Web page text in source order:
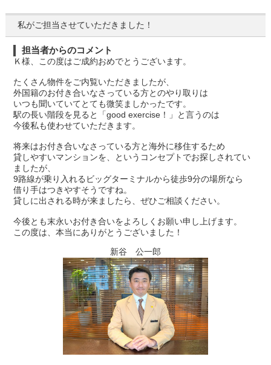
私がご担当させていただきました！
担当者からのコメント
Ｋ様、この度はご成約おめでとうございます。
たくさん物件をご内覧いただきましたが、
外国籍のお付き合いなさっている方とのやり取りは
いつも聞いていてとても微笑ましかったです。
駅の長い階段を見ると「good exercise！」と言うのは
今後私も使わせていただきます。
将来はお付き合いなさっている方と海外に移住するため
貸しやすいマンションを、というコンセプトでお探しされてい
ましたが、
9路線が乗り入れるビッグターミナルから徒歩9分の場所なら
借り手はつきやすそうですね。
貸しに出される時が来ましたら、ぜひご相談ください。
今後とも末永いお付き合いをよろしくお願い申し上げます。
この度は、本当にありがとうございました！
新谷 公一郎